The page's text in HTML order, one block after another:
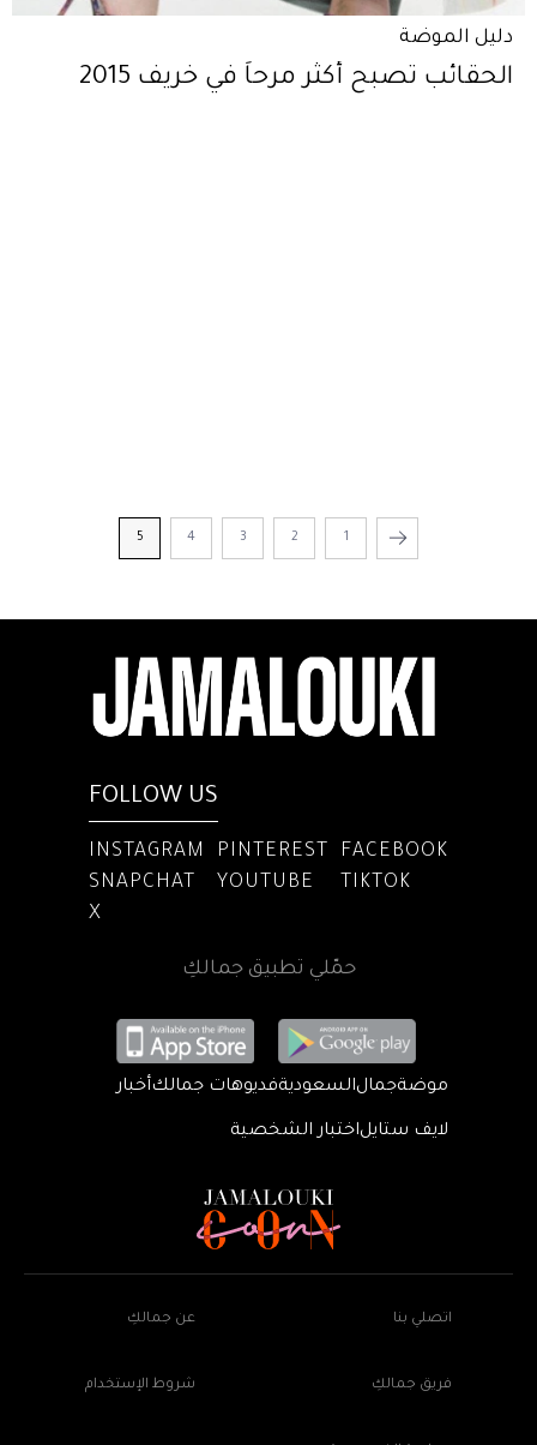
دليل الموضة
الحقائب تصبح أكثر مرحاً في خريف 2015
1
2
3
4
5
FOLLOW US
INSTAGRAM PINTEREST
FACEBOOK
SNAPCHAT
YOUTUBE
TIKTOK
X
حمّلي تطبيق جمالكِ
موضةجمالالسعوديةفديوهات جمالكأخبار
لايف ستايلاختبار الشخصية
اتصلي بنا عن جمالكِ
فريق جمالكِ شروط الإستخدام